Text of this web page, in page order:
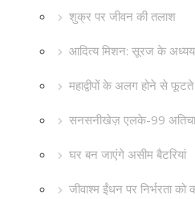
शुक्र पर जीवन की तलाश
आदित्य मिशन: सूरज के
महाद्वीपों के अलग होने से फूटते
सनसनीखेज़ एलके-99
घर बन जाएंगे असीम बैटरियां
जीवाश्म ईंधन पर निर्भरता